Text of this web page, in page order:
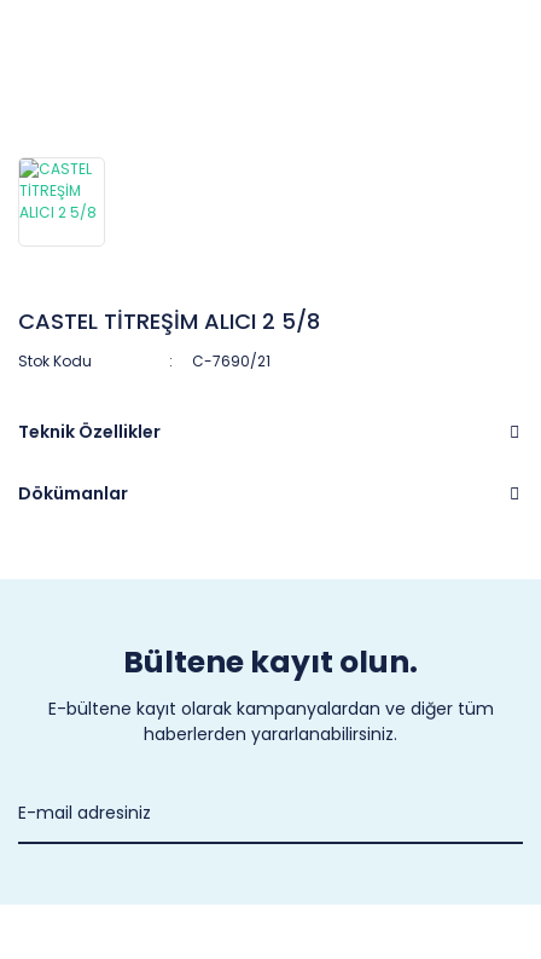
CASTEL TİTREŞİM ALICI 2 5/8
Stok Kodu C-7690/21
Teknik Özellikler
Dökümanlar
Bültene kayıt olun.
E-bültene kayıt olarak kampanyalardan ve diğer tüm
haberlerden yararlanabilirsiniz.